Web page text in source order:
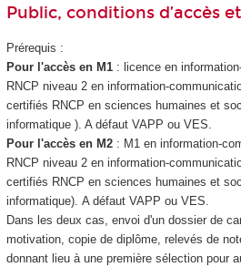
Public, conditions d’accès
Prérequis :
Pour l'accès en M1: licence en
RNCP niveau 2 en information-
certifiés RNCP en sciences humaines et
informatique ). A défaut VAPP ou VES.
Pour l'accès en M2: M1 en information-
RNCP niveau 2 en information-
certifiés RNCP en sciences humaines et
informatique). A défaut VAPP ou VES.
Dans les deux cas, envoi d'un dossier de
motivation, copie de diplôme, relevés de
donnant lieu à une première sélection pour